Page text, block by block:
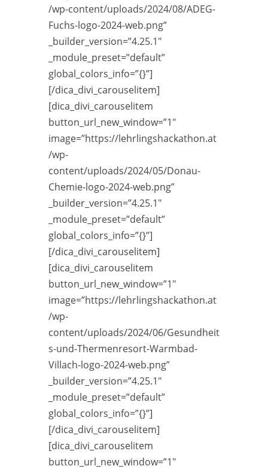
/wp-content/uploads/2024/08/ADEG-
Fuchs-logo-2024-web.png”
_builder_version=”4.25.1″
_module_preset=”default”
global_colors_info=”{}”]
[/dica_divi_carouselitem]
[dica_divi_carouselitem
button_url_new_window=”1″
image=”https://lehrlingshackathon.at
/wp-
content/uploads/2024/05/Donau-
Chemie-logo-2024-web.png”
_builder_version=”4.25.1″
_module_preset=”default”
global_colors_info=”{}”]
[/dica_divi_carouselitem]
[dica_divi_carouselitem
button_url_new_window=”1″
image=”https://lehrlingshackathon.at
/wp-
content/uploads/2024/06/Gesundheit
s-und-Thermenresort-Warmbad-
Villach-logo-2024-web.png”
_builder_version=”4.25.1″
_module_preset=”default”
global_colors_info=”{}”]
[/dica_divi_carouselitem]
[dica_divi_carouselitem
button_url_new_window=”1″